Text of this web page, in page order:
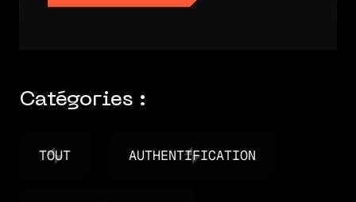
Catégories :
TOUT
TOUT
AUTHENTIFICATION
AUTHENTIFICATION